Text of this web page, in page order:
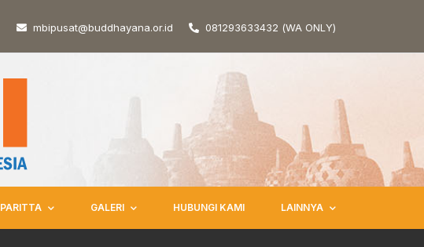
mbipusat@buddhayana.or.id 081293633432 (WA ONLY)
PARITTA GALERI HUBUNGI KAMI LAINNYA